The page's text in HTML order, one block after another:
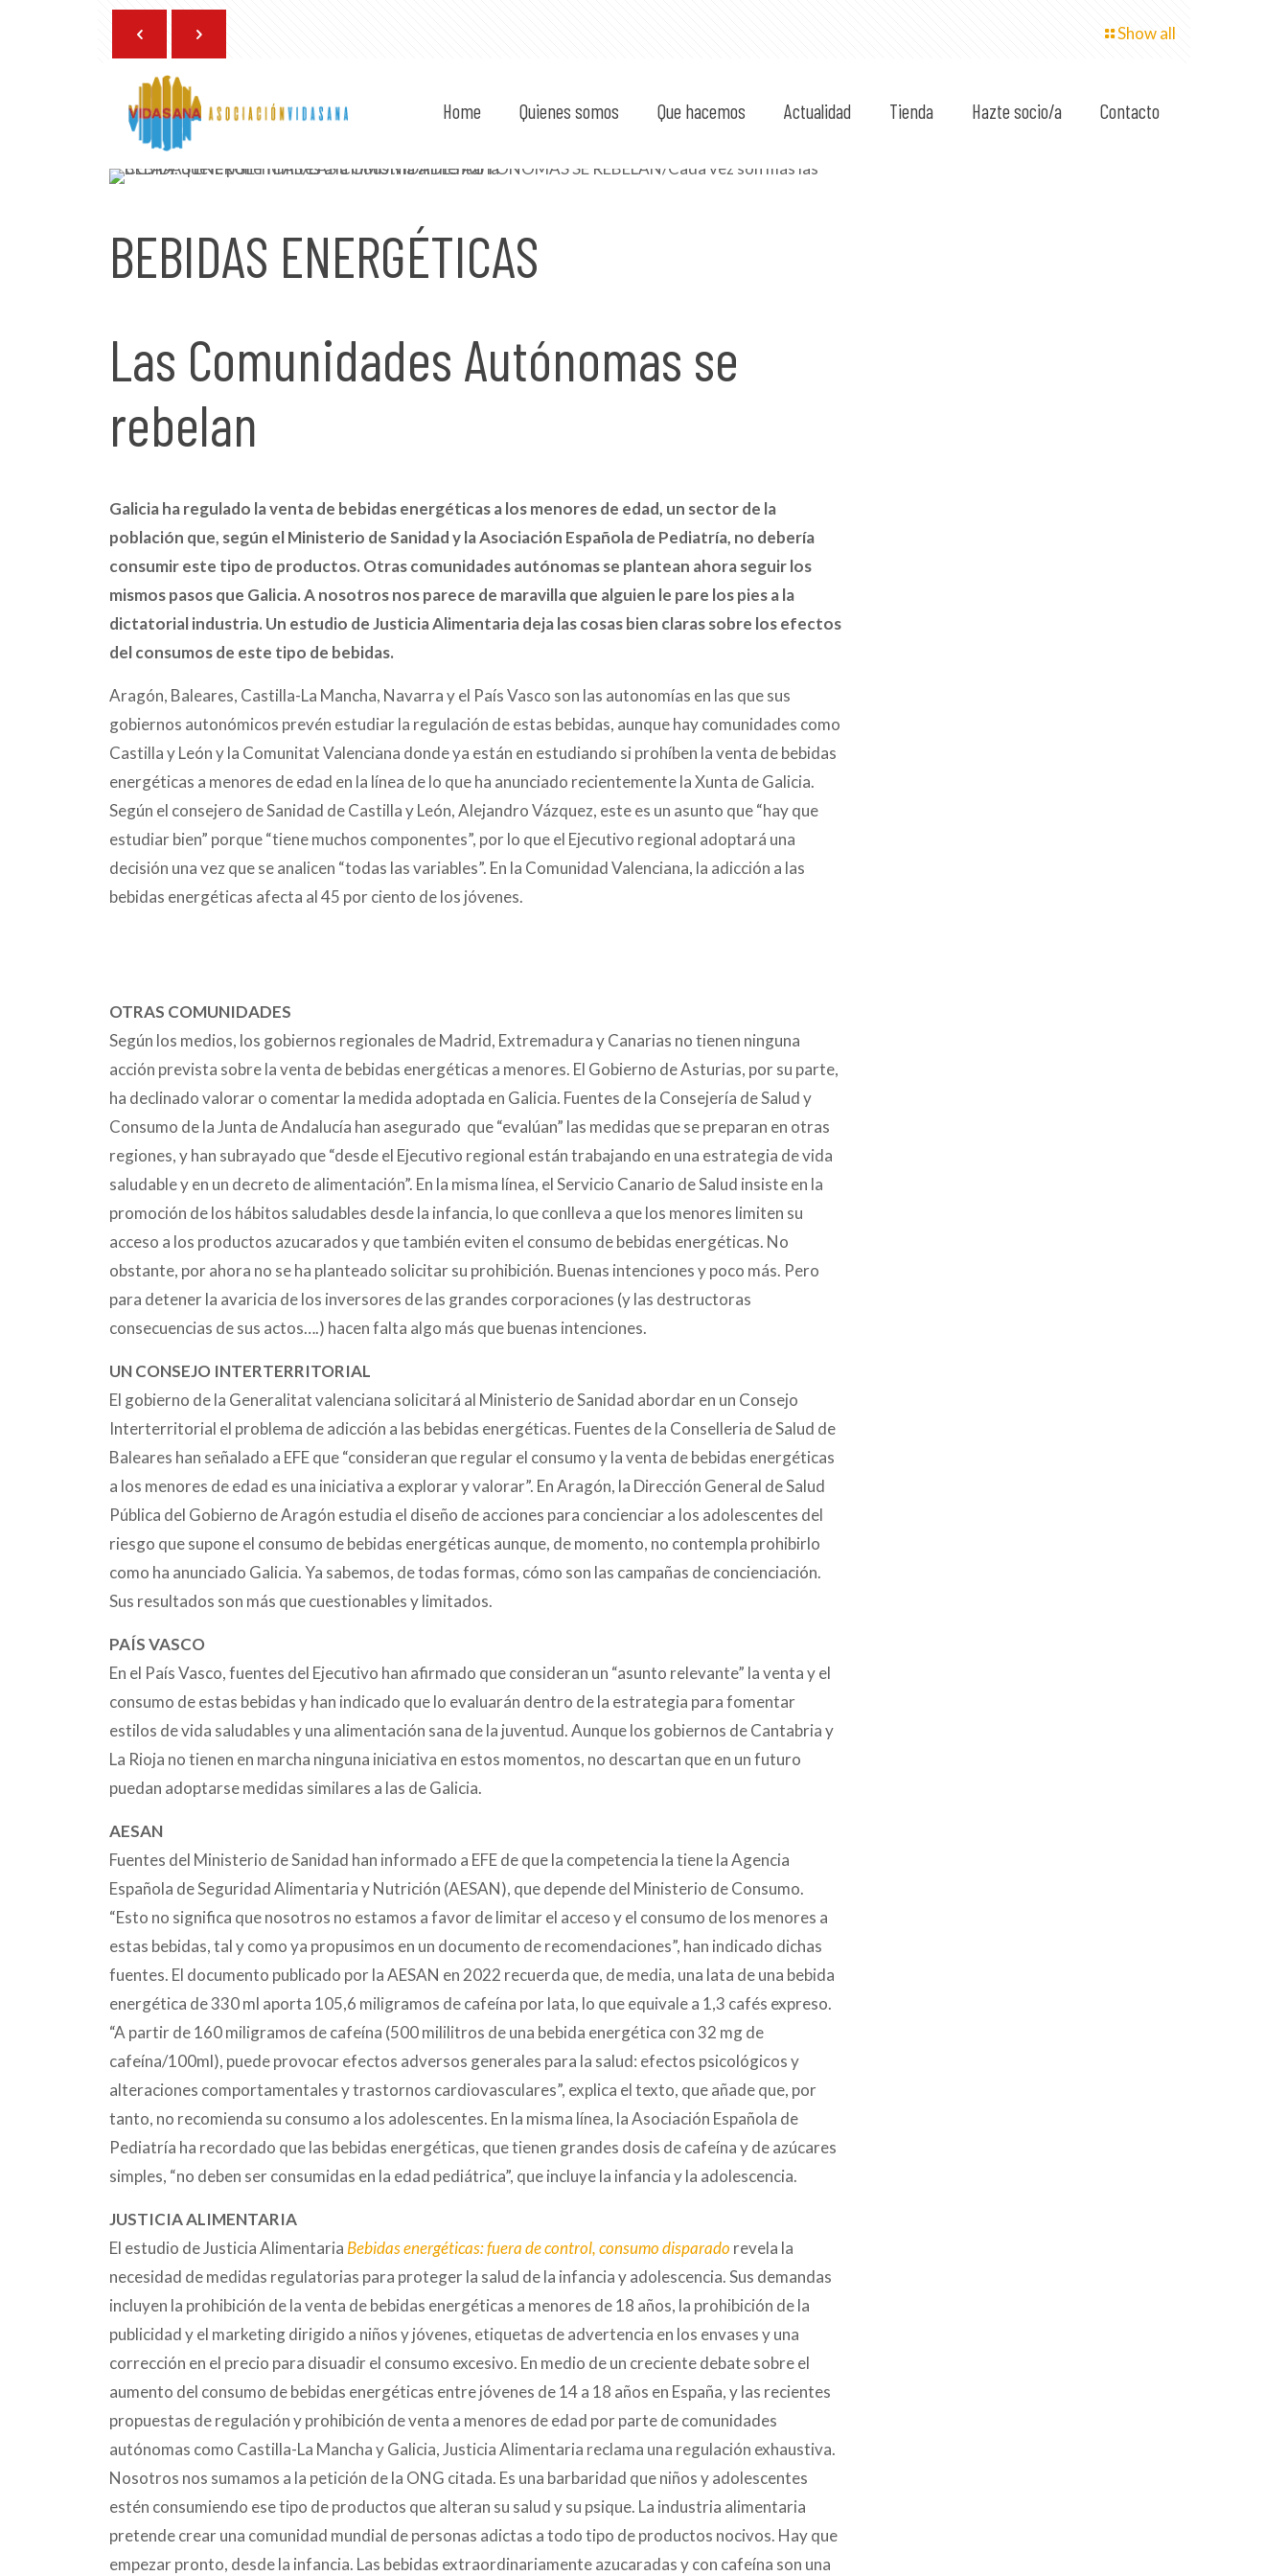
Home Quienes somos Que hacemos Actualidad Tienda Hazte socio/a Contacto
Show all
2 de noviembre de 2023
BEBIDAS ENERGÉTICAS
Las Comunidades Autónomas se
rebelan
Galicia ha regulado la venta de bebidas energéticas a los menores de edad, un sector de la
población que, según el Ministerio de Sanidad y la Asociación Española de Pediatría, no debería
consumir este tipo de productos. Otras comunidades autónomas se plantean ahora seguir los
mismos pasos que Galicia. A nosotros nos parece de maravilla que alguien le pare los pies a la
dictatorial industria. Un estudio de Justicia Alimentaria deja las cosas bien claras sobre los efectos
del consumos de este tipo de bebidas.
Aragón, Baleares, Castilla-La Mancha, Navarra y el País Vasco son las autonomías en las que sus
gobiernos autonómicos prevén estudiar la regulación de estas bebidas, aunque hay comunidades como
Castilla y León y la Comunitat Valenciana donde ya están en estudiando si prohíben la venta de bebidas
energéticas a menores de edad en la línea de lo que ha anunciado recientemente la Xunta de Galicia.
Según el consejero de Sanidad de Castilla y León, Alejandro Vázquez, este es un asunto que “hay que
estudiar bien” porque “tiene muchos componentes”, por lo que el Ejecutivo regional adoptará una
decisión una vez que se analicen “todas las variables”. En la Comunidad Valenciana, la adicción a las
bebidas energéticas afecta al 45 por ciento de los jóvenes.
OTRAS COMUNIDADES
Según los medios, los gobiernos regionales de Madrid, Extremadura y Canarias no tienen ninguna
acción prevista sobre la venta de bebidas energéticas a menores. El Gobierno de Asturias, por su parte,
ha declinado valorar o comentar la medida adoptada en Galicia. Fuentes de la Consejería de Salud y
Consumo de la Junta de Andalucía han asegurado que “evalúan” las medidas que se preparan en otras
regiones, y han subrayado que “desde el Ejecutivo regional están trabajando en una estrategia de vida
saludable y en un decreto de alimentación”. En la misma línea, el Servicio Canario de Salud insiste en la
promoción de los hábitos saludables desde la infancia, lo que conlleva a que los menores limiten su
acceso a los productos azucarados y que también eviten el consumo de bebidas energéticas. No
obstante, por ahora no se ha planteado solicitar su prohibición. Buenas intenciones y poco más. Pero
para detener la avaricia de los inversores de las grandes corporaciones (y las destructoras
consecuencias de sus actos….) hacen falta algo más que buenas intenciones.
UN CONSEJO INTERTERRITORIAL
El gobierno de la Generalitat valenciana solicitará al Ministerio de Sanidad abordar en un Consejo
Interterritorial el problema de adicción a las bebidas energéticas. Fuentes de la Conselleria de Salud de
Baleares han señalado a EFE que “consideran que regular el consumo y la venta de bebidas energéticas
a los menores de edad es una iniciativa a explorar y valorar”. En Aragón, la Dirección General de Salud
Pública del Gobierno de Aragón estudia el diseño de acciones para concienciar a los adolescentes del
riesgo que supone el consumo de bebidas energéticas aunque, de momento, no contempla prohibirlo
como ha anunciado Galicia. Ya sabemos, de todas formas, cómo son las campañas de concienciación.
Sus resultados son más que cuestionables y limitados.
PAÍS VASCO
En el País Vasco, fuentes del Ejecutivo han afirmado queconsideran un “asunto relevante” la venta y el
consumo de estas bebidas y han indicado que lo evaluarán dentro de la estrategia para fomentar
estilos de vida saludables y una alimentación sana de la juventud. Aunque los gobiernos de Cantabria y
La Rioja no tienen en marcha ninguna iniciativa en estos momentos, no descartan que en un futuro
puedan adoptarse medidas similares a las de Galicia.
AESAN
Fuentes del Ministerio de Sanidad han informado a EFE de que la competencia la tiene la Agencia
Española de Seguridad Alimentaria y Nutrición (AESAN), que depende del Ministerio de Consumo.
“Esto no significa que nosotros no estamos a favor de limitar el acceso y el consumo de los menores a
estas bebidas, tal y como ya propusimos en un documento de recomendaciones”, han indicado dichas
fuentes. El documento publicado por la AESAN en 2022 recuerda que, de media, una lata de una bebida
energética de 330 ml aporta 105,6 miligramos de cafeína por lata, lo que equivale a 1,3 cafés expreso.
“A partir de 160 miligramos de cafeína (500 mililitros de una bebida energética con 32 mg de
cafeína/100ml), puede provocar efectos adversos generales para la salud: efectos psicológicos y
alteraciones comportamentales y trastornos cardiovasculares”, explica el texto, que añade que, por
tanto, no recomienda su consumo a los adolescentes. En la misma línea, la Asociación Española de
Pediatría ha recordado que las bebidas energéticas, que tienen grandes dosis de cafeína y de azúcares
simples, “no deben ser consumidas en la edad pediátrica”, que incluye la infancia y la adolescencia.
JUSTICIA ALIMENTARIA
El estudio de Justicia Alimentaria Bebidas energéticas: fuera de control, consumo disparado revela la
necesidad de medidas regulatorias para proteger la salud de la infancia y adolescencia. Sus demandas
incluyen la prohibición de la venta de bebidas energéticas a menores de 18 años, la prohibición de la
publicidad y el marketing dirigido a niños y jóvenes, etiquetas de advertencia en los envases y una
corrección en el precio para disuadir el consumo excesivo. En medio de un creciente debate sobre el
aumento del consumo de bebidas energéticas entre jóvenes de 14 a 18 años en España, y las recientes
propuestas de regulación y prohibición de venta a menores de edad por parte de comunidades
autónomas como Castilla-La Mancha y Galicia, Justicia Alimentaria reclama una regulación exhaustiva.
Nosotros nos sumamos a la petición de la ONG citada. Es una barbaridad que niños y adolescentes
estén consumiendo ese tipo de productos que alteran su salud y su psique. La industria alimentaria
pretende crear una comunidad mundial de personas adictas a todo tipo de productos nocivos. Hay que
empezar pronto, desde la infancia. Las bebidas extraordinariamente azucaradas y con cafeína son una